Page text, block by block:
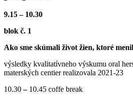
9.15 – 10.30
blok č. 1
Ako sme skúmali život žien, ktoré
výsledky kvalitatívneho výskumu oral
materských centier realizovala 2021-23
10.30– 10.45 coffe break